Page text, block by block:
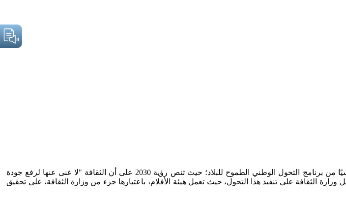
تشهد المملكة العربية السعودية حاليًا مرحلة تحول ثقافي واسعة النطاق، وتعد "الثقافة جزءًا أساسيًا من برنامج التحول الوطني الطموح للبلاد؛ حيث تنص رؤية 2030 على أن الثقافة "لا غنى عنها لرفع جودة
الثقافة على تنفيذ هذا التحول، حيث تعمل هيئة الأفلام، باعتبارها جزء من وزارة الثقافة، على تحقيق